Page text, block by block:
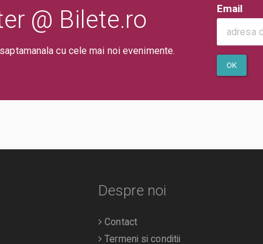
@ Bilete.ro
cu cele mai noi evenimente.
Email
OK
Despre noi
Contact
Termeni si conditii